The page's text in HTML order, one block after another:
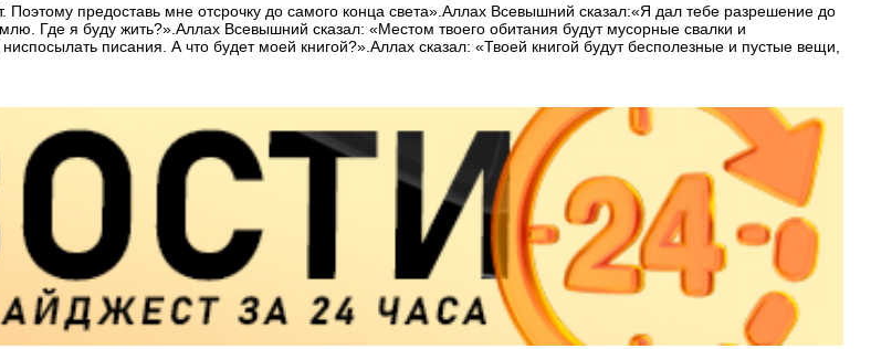
предоставь мне отсрочку до самого конца света».Аллах Всевышний сказал:«Я дал тебе разрешение до
Где я буду жить?».Аллах Всевышний сказал: «Местом твоего обитания будут мусорные свалки и
писания. А что будет моей книгой?».Аллах сказал: «Твоей книгой будут бесполезные и пустые вещи,